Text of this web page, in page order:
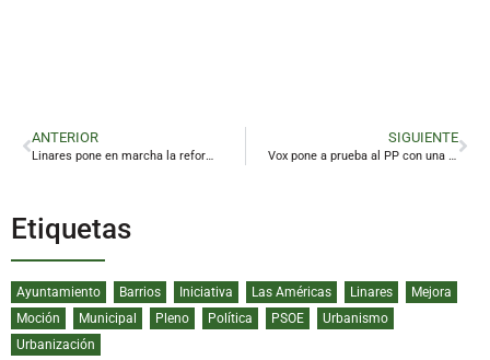
ANTERIOR
Linares pone en marcha la reforma que redefinirá el funcionamiento del mercado de abastos
SIGUIENTE
Vox pone a prueba al PP con una moción que demanda la ‘prioridad nacional’ también en Linares
Etiquetas
Ayuntamiento Barrios Iniciativa Las Américas Linares
Mejora
Moción
Municipal Pleno Política PSOE
Urbanismo
Urbanización